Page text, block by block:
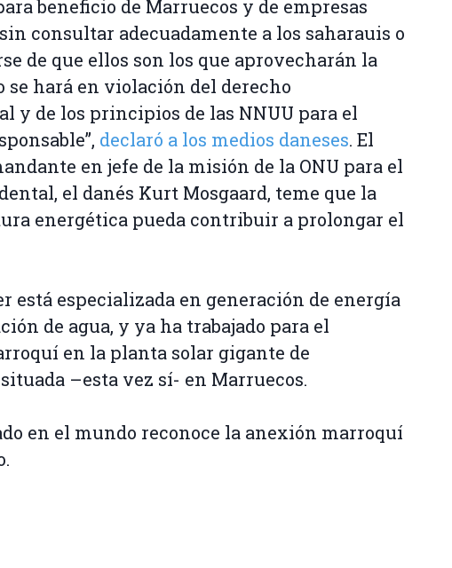
beneficio de Marruecos y de empresas
consultar adecuadamente a los saharauis o
de que ellos son los que aprovecharán la
se hará en violación del derecho
y de los principios de las NNUU para el
declaró a los medios daneses. El
en jefe de la misión de la ONU para el
el danés Kurt Mosgaard, teme que la
energética pueda contribuir a prolongar el
está especializada en generación de energía
de agua, y ya ha trabajado para el
en la planta solar gigante de
–esta vez sí- en Marruecos.
en el mundo reconoce la anexión marroquí